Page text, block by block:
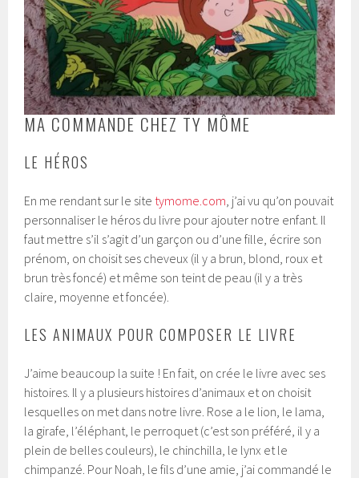
MA COMMANDE CHEZ TY MÔME
LE HÉROS
En me rendant sur le site tymome.com , j’ai vu qu’on pouvait
personnaliser le héros du livre pour ajouter notre enfant. Il
faut mettre s’il s’agit d’un garçon ou d’une fille, écrire son
prénom, on choisit ses cheveux (il y a brun, blond, roux et
brun très foncé) et même son teint de peau (il y a très
claire, moyenne et foncée).
LES ANIMAUX POUR COMPOSER LE LIVRE
J’aime beaucoup la suite ! En fait, on crée le livre avec ses
histoires. Il y a plusieurs histoires d’animaux et on choisit
lesquelles on met dans notre livre. Rose a le lion, le lama,
la girafe, l’éléphant, le perroquet (c’est son préféré, il y a
plein de belles couleurs), le chinchilla, le lynx et le
chimpanzé. Pour Noah, le fils d’une amie, j’ai commandé le